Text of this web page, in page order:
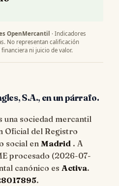
OpenMercantil · Indicadores
No representan calificación
ni juicio de valor.
S.A., en un párrafo.
una sociedad mercantil
Oficial del Registro
social en Madrid . A
procesado (2026-07-
canónico es Activa.
.